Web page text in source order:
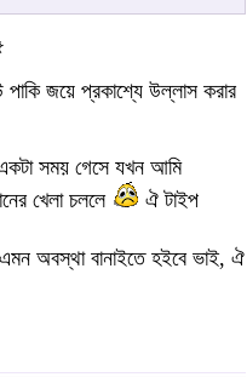
জয়ে প্রকাশ্যে উল্লাস করার
একটা সময় গেসে যখন আমি
খেলা চললে
ঐ টাইপ
অবস্থা বানাইতে হইবে ভাই, ঐ